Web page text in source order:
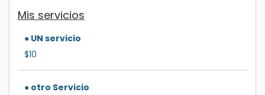
Mis servicios
● UN servicio
$10
● otro Servicio